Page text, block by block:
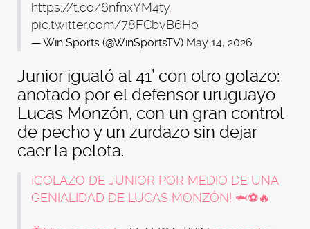
https://t.co/6nfnxYM4ty.
pic.twitter.com/78FCbvB6Ho
— Win Sports (@WinSportsTV) May 14, 2026
Junior igualó al 41’ con otro golazo:
anotado por el defensor uruguayo
Lucas Monzón, con un gran control
de pecho y un zurdazo sin dejar
caer la pelota.
¡GOLAZO DE JUNIOR POR MEDIO DE UNA
GENIALIDAD DE LUCAS MONZÓN! 🦈⚽🔥